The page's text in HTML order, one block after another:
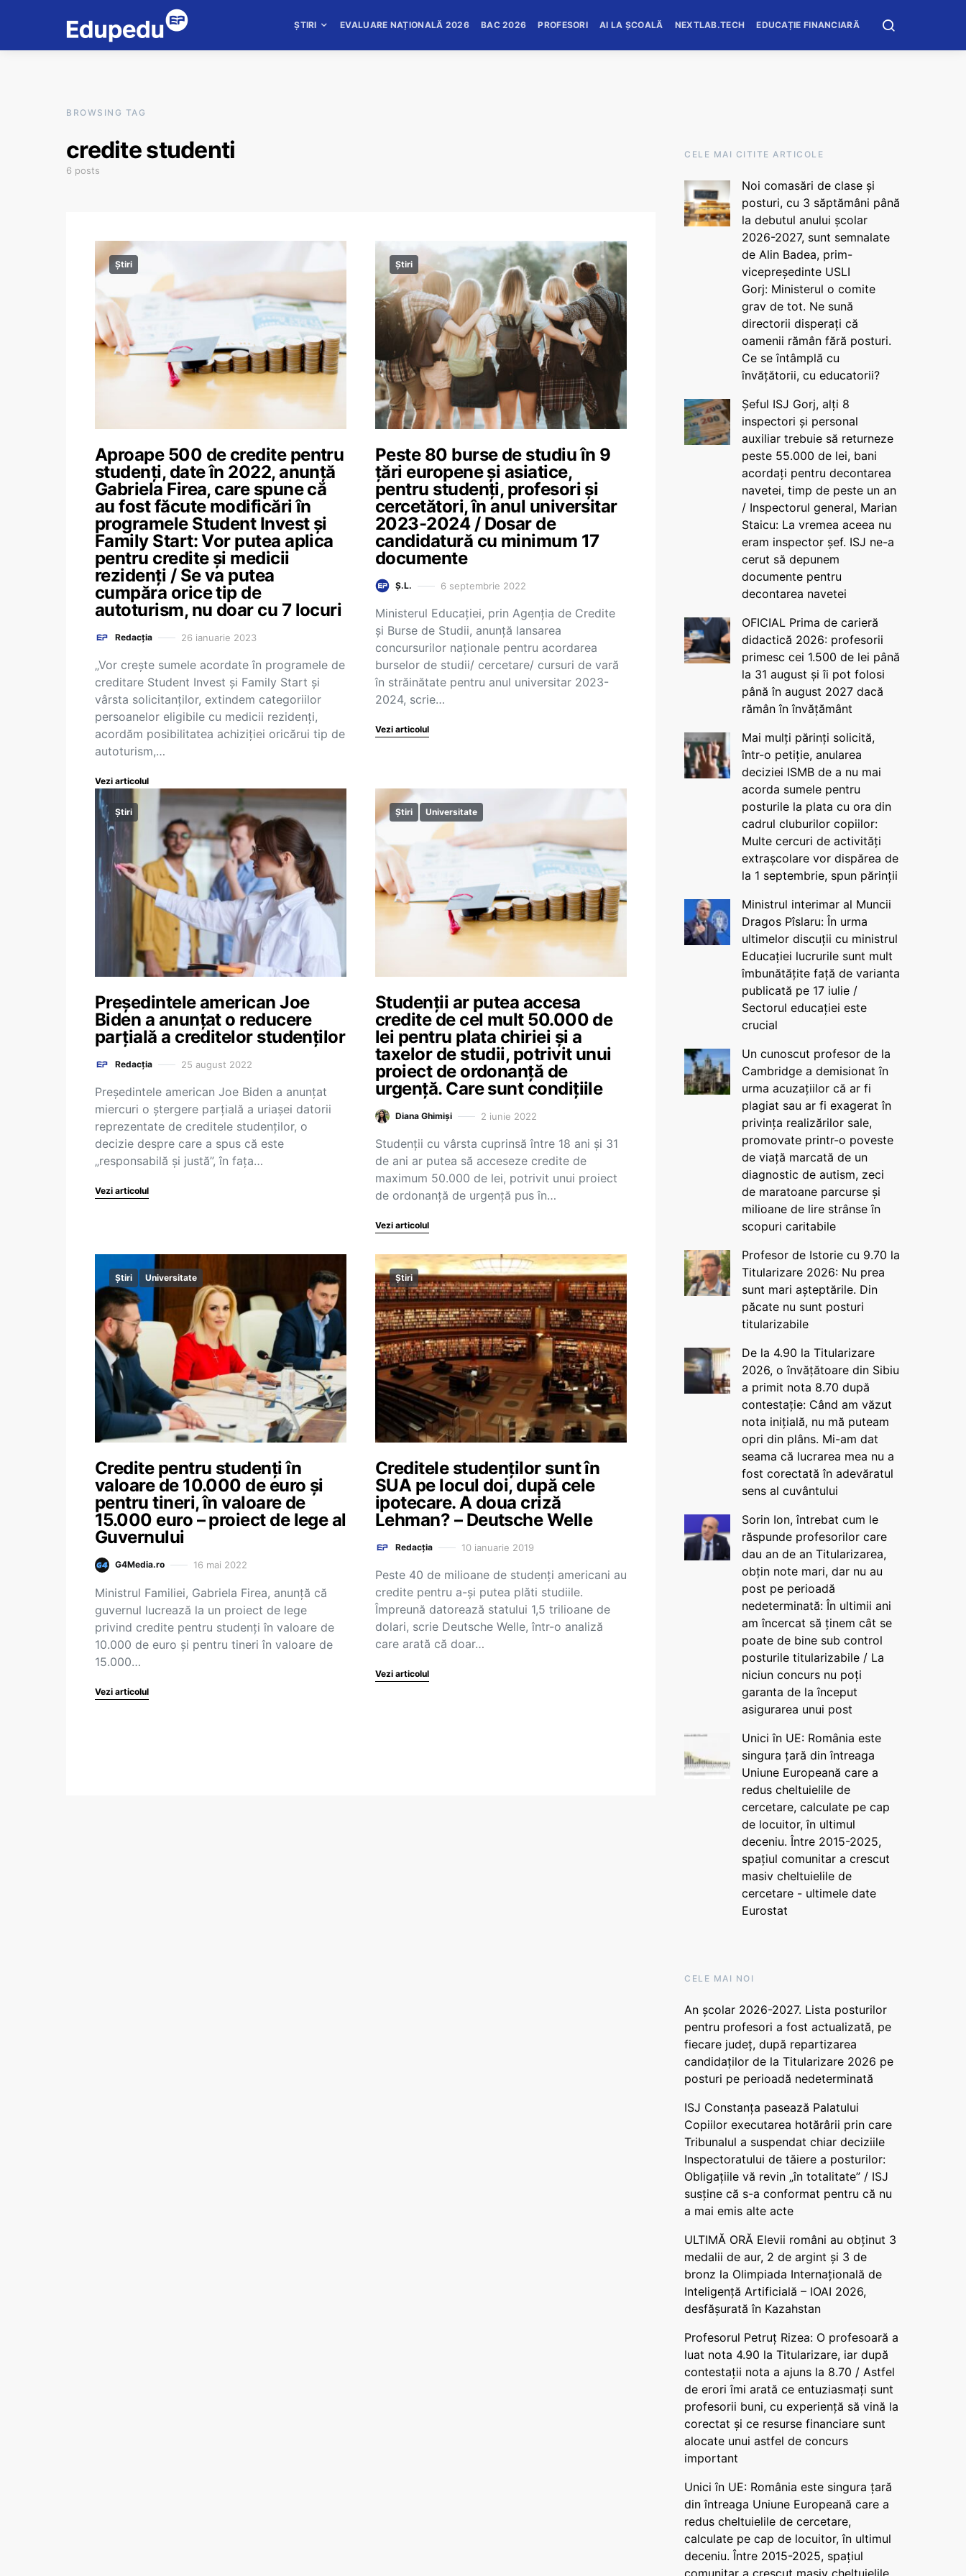
ȘTIRI EVALUARE NAȚIONALĂ 2026 BAC 2026 PROFESORI AI LA ȘCOALĂ NEXTLAB.TECH EDUCAȚIE FINANCIARĂ
BROWSING TAG
credite studenti
6 posts
Știri
Aproape 500 de credite pentru
studenți, date în 2022, anunță
Gabriela Firea, care spune că
au fost făcute modificări în
programele Student Invest și
Family Start: Vor putea aplica
pentru credite și medicii
rezidenți / Se va putea
cumpăra orice tip de
autoturism, nu doar cu 7 locuri
Redacția 26 ianuarie 2023
„Vor crește sumele acordate în programele de
creditare Student Invest și Family Start și
vârsta solicitanților, extindem categoriilor
persoanelor eligibile cu medicii rezidenți,
acordăm posibilitatea achiziției oricărui tip de
autoturism,…
Vezi articolul
Știri
Peste 80 burse de studiu în 9
țări europene și asiatice,
pentru studenți, profesori și
cercetători, în anul universitar
2023-2024 / Dosar de
candidatură cu minimum 17
documente
Ș.L. 6 septembrie 2022
Ministerul Educației, prin Agenția de Credite
și Burse de Studii, anunță lansarea
concursurilor naționale pentru acordarea
burselor de studii/ cercetare/ cursuri de vară
în străinătate pentru anul universitar 2023-
2024, scrie…
Vezi articolul
Știri
Președintele american Joe
Biden a anunțat o reducere
parţială a creditelor studenţilor
Redacția 25 august 2022
Preşedintele american Joe Biden a anunţat
miercuri o ştergere parţială a uriaşei datorii
reprezentate de creditele studenţilor, o
decizie despre care a spus că este
„responsabilă şi justă”, în faţa…
Vezi articolul
Știri Universitate
Studenții ar putea accesa
credite de cel mult 50.000 de
lei pentru plata chiriei și a
taxelor de studii, potrivit unui
proiect de ordonanță de
urgență. Care sunt condițiile
Diana Ghimiși 2 iunie 2022
Studenții cu vârsta cuprinsă între 18 ani și 31
de ani ar putea să acceseze credite de
maximum 50.000 de lei, potrivit unui proiect
de ordonanță de urgență pus în…
Vezi articolul
Știri Universitate
Credite pentru studenți în
valoare de 10.000 de euro și
pentru tineri, în valoare de
15.000 euro – proiect de lege al
Guvernului
G4Media.ro 16 mai 2022
Ministrul Familiei, Gabriela Firea, anunță că
guvernul lucrează la un proiect de lege
privind credite pentru studenți în valoare de
10.000 de euro și pentru tineri în valoare de
15.000…
Vezi articolul
Știri
Creditele studenților sunt în
SUA pe locul doi, după cele
ipotecare. A doua criză
Lehman? – Deutsche Welle
Redacția 10 ianuarie 2019
Peste 40 de milioane de studenți americani au
credite pentru a-și putea plăti studiile.
Împreună datorează statului 1,5 trilioane de
dolari, scrie Deutsche Welle, într-o analiză
care arată că doar…
Vezi articolul
CELE MAI CITITE ARTICOLE
Noi comasări de clase și
posturi, cu 3 săptămâni până
la debutul anului școlar
2026-2027, sunt semnalate
de Alin Badea, prim-
vicepreședinte USLI
Gorj: Ministerul o comite
grav de tot. Ne sună
directorii disperați că
oamenii rămân fără posturi.
Ce se întâmplă cu
învățătorii, cu educatorii?
Șeful ISJ Gorj, alți 8
inspectori și personal
auxiliar trebuie să returneze
peste 55.000 de lei, bani
acordați pentru decontarea
navetei, timp de peste un an
/ Inspectorul general, Marian
Staicu: La vremea aceea nu
eram inspector șef. ISJ ne-a
cerut să depunem
documente pentru
decontarea navetei
OFICIAL Prima de carieră
didactică 2026: profesorii
primesc cei 1.500 de lei până
la 31 august și îi pot folosi
până în august 2027 dacă
rămân în învățământ
Mai mulți părinți solicită,
într-o petiție, anularea
deciziei ISMB de a nu mai
acorda sumele pentru
posturile la plata cu ora din
cadrul cluburilor copiilor:
Multe cercuri de activități
extrașcolare vor dispărea de
la 1 septembrie, spun părinții
Ministrul interimar al Muncii
Dragos Pîslaru: În urma
ultimelor discuții cu ministrul
Educației lucrurile sunt mult
îmbunătățite față de varianta
publicată pe 17 iulie /
Sectorul educației este
crucial
Un cunoscut profesor de la
Cambridge a demisionat în
urma acuzațiilor că ar fi
plagiat sau ar fi exagerat în
privința realizărilor sale,
promovate printr-o poveste
de viață marcată de un
diagnostic de autism, zeci
de maratoane parcurse și
milioane de lire strânse în
scopuri caritabile
Profesor de Istorie cu 9.70 la
Titularizare 2026: Nu prea
sunt mari așteptările. Din
păcate nu sunt posturi
titularizabile
De la 4.90 la Titularizare
2026, o învățătoare din Sibiu
a primit nota 8.70 după
contestație: Când am văzut
nota inițială, nu mă puteam
opri din plâns. Mi-am dat
seama că lucrarea mea nu a
fost corectată în adevăratul
sens al cuvântului
Sorin Ion, întrebat cum le
răspunde profesorilor care
dau an de an Titularizarea,
obțin note mari, dar nu au
post pe perioadă
nedeterminată: În ultimii ani
am încercat să ținem cât se
poate de bine sub control
posturile titularizabile / La
niciun concurs nu poți
garanta de la început
asigurarea unui post
Unici în UE: România este
singura țară din întreaga
Uniune Europeană care a
redus cheltuielile de
cercetare, calculate pe cap
de locuitor, în ultimul
deceniu. Între 2015-2025,
spațiul comunitar a crescut
masiv cheltuielile de
cercetare - ultimele date
Eurostat
CELE MAI NOI
An școlar 2026-2027. Lista posturilor
pentru profesori a fost actualizată, pe
fiecare județ, după repartizarea
candidaților de la Titularizare 2026 pe
posturi pe perioadă nedeterminată
ISJ Constanța pasează Palatului
Copiilor executarea hotărârii prin care
Tribunalul a suspendat chiar deciziile
Inspectoratului de tăiere a posturilor:
Obligațiile vă revin „în totalitate” / ISJ
susține că s-a conformat pentru că nu
a mai emis alte acte
ULTIMĂ ORĂ Elevii români au obținut 3
medalii de aur, 2 de argint și 3 de
bronz la Olimpiada Internațională de
Inteligență Artificială – IOAI 2026,
desfășurată în Kazahstan
Profesorul Petruț Rizea: O profesoară a
luat nota 4.90 la Titularizare, iar după
contestații nota a ajuns la 8.70 / Astfel
de erori îmi arată ce entuziasmați sunt
profesorii buni, cu experiență să vină la
corectat și ce resurse financiare sunt
alocate unui astfel de concurs
important
Unici în UE: România este singura țară
din întreaga Uniune Europeană care a
redus cheltuielile de cercetare,
calculate pe cap de locuitor, în ultimul
deceniu. Între 2015-2025, spațiul
comunitar a crescut masiv cheltuielile